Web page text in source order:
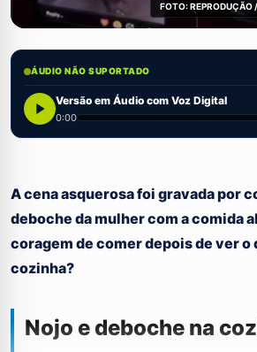
FOTO: REPRODUÇÃO
ÁUDIO NÃO SUPORTADO
Versão em Áudio com Voz Digital
0:00
A cena asquerosa foi gravada por
deboche da mulher com a comida
coragem de comer depois de ver o
cozinha?
Nojo e deboche na